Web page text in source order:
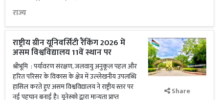
राज्य
राष्ट्रीय ग्रीन यूनिवर्सिटी रैंकिंग 2026 में
असम विश्वविद्यालय 11वें स्थान पर
श्रीभूमि : पर्यावरण संरक्षण, जलवायु अनुकूल पहल और
हरित परिसर के विकास के क्षेत्र में उल्लेखनीय उपलब्धि
हासिल करते हुए असम विश्वविद्यालय ने राष्ट्रीय स्तर पर
नई पहचान बनाई है। यूनेस्को द्वारा मान्यता प्राप्त
Share